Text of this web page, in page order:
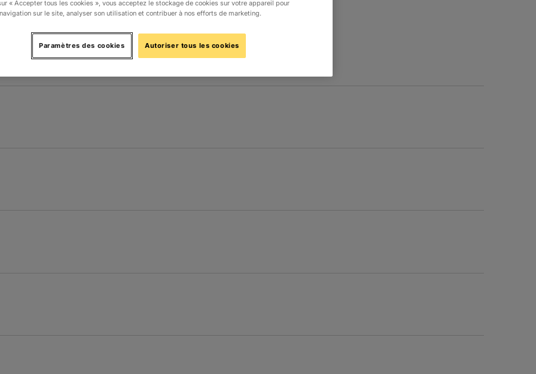
« Accepter tous les cookies », vous acceptez le stockage de cookies sur votre appareil pour
sur le site, analyser son utilisation et contribuer à nos efforts de marketing.
Paramètres des cookies Autoriser tous les cookies